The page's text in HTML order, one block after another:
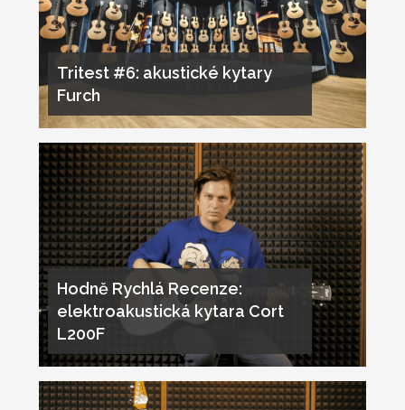
Tritest #6: akustické kytary
Furch
Hodně Rychlá Recenze:
elektroakustická kytara Cort
L200F